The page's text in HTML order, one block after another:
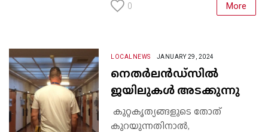
0 More
LOCALNEWS JANUARY 29, 2024
നെതർലൻഡ്‌സിൽ
ജയിലുകൾ അടക്കുന്നു
കുറ്റകൃത്യങ്ങളുടെ തോത്
കുറയുന്നതിനാൽ,